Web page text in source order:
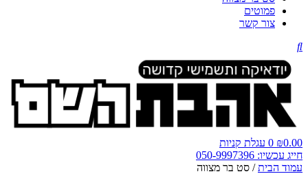
פמוטים
צור קשר
₪0.00
0 עגלת קניות
חייג עכשיו: 050-9997396
עמוד הבית/ סט בר מצווה